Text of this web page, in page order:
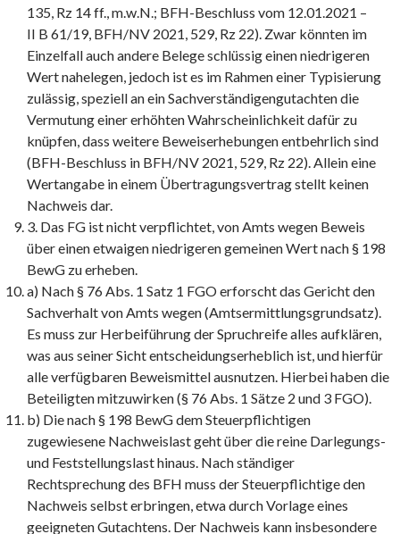
135, Rz 14 ff., m.w.N.; BFH-Beschluss vom 12.01.2021 –
II B 61/19, BFH/NV 2021, 529, Rz 22). Zwar könnten im
Einzelfall auch andere Belege schlüssig einen niedrigeren
Wert nahelegen, jedoch ist es im Rahmen einer Typisierung
zulässig, speziell an ein Sachverständigengutachten die
Vermutung einer erhöhten Wahrscheinlichkeit dafür zu
knüpfen, dass weitere Beweiserhebungen entbehrlich sind
(BFH-Beschluss in BFH/NV 2021, 529, Rz 22). Allein eine
Wertangabe in einem Übertragungsvertrag stellt keinen
Nachweis dar.
3. Das FG ist nicht verpflichtet, von Amts wegen Beweis
über einen etwaigen niedrigeren gemeinen Wert nach § 198
BewG zu erheben.
a) Nach § 76 Abs. 1 Satz 1 FGO erforscht das Gericht den
Sachverhalt von Amts wegen (Amtsermittlungsgrundsatz).
Es muss zur Herbeiführung der Spruchreife alles aufklären,
was aus seiner Sicht entscheidungserheblich ist, und hierfür
alle verfügbaren Beweismittel ausnutzen. Hierbei haben die
Beteiligten mitzuwirken (§ 76 Abs. 1 Sätze 2 und 3 FGO).
b) Die nach § 198 BewG dem Steuerpflichtigen
zugewiesene Nachweislast geht über die reine Darlegungs-
und Feststellungslast hinaus. Nach ständiger
Rechtsprechung des BFH muss der Steuerpflichtige den
Nachweis selbst erbringen, etwa durch Vorlage eines
geeigneten Gutachtens. Der Nachweis kann insbesondere